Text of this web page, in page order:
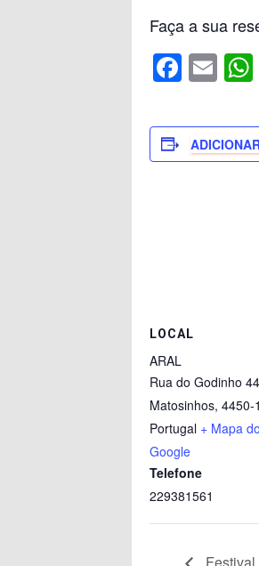
Faça a sua
F
a
c
e
E
m
ail
LOCAL
ARAL
Rua do Godinho
Matosinhos, 4450-
Portugal + Mapa do
Google
Telefone
229381561